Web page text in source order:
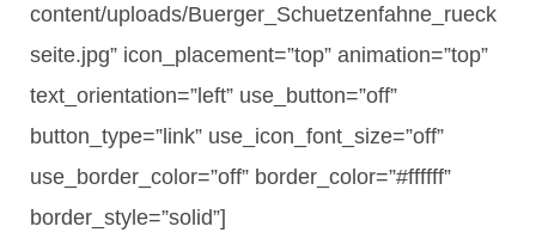
content/uploads/Buerger_Schuetzenfahne_rueck
seite.jpg” icon_placement=”top” animation=”top”
text_orientation=”left” use_button=”off”
button_type=”link” use_icon_font_size=”off”
use_border_color=”off” border_color=”#ffffff”
border_style=”solid”]